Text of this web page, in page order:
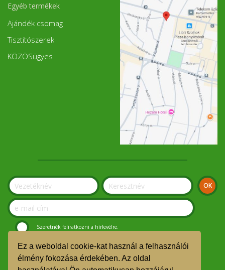
Ez a weboldal cookie-kat használ a felhasználói
élmény fokozása érdekében. Az oldal
Egyéb termékek
Ajándék csomag
Tisztítószerek
KÖZÖSügyes
Szeretnék feliratkozni a hírlevélre.
© Szolnoki Kosár Közösség 2019.